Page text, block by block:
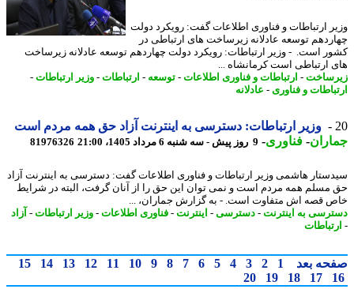
ارتباطات و فناوری اطلاعات گفت: رویکرد دولت
توسعه عادلانه زیرساخت های ارتباطی در
است. - وزیر ارتباطات: رویکرد دولت چهاردهم توسعه عادلانه زیرساخت
ارتباطی است کرمانشاه ...
-ارتباطات و فناوری اطلاعات-توسعه-ارتباطات-وزیر ارتباطات-
و فناوری- عادلانه
وزیر ارتباطات: دسترسی به اینترنت آزاد حق همه مردم است
- فناوری- 9 روز پیش - سه شنبه 6 مرداد 1405، 21:00 81976326
هاشمی وزیر ارتباطات و فناوری اطلاعات گفت: دسترسی به اینترنت آزاد
همه مردم است و نمی توان این حق را از آنان گرفت، البته در شرایط
قصه اش متفاوت است. - به گزارش جماران، ...
به اینترنت-دسترسی -اینترنت-فناوری اطلاعات-وزیر ارتباطات-آزاد
بعد 1
2
3
4
5
6
7
8
9
10
11
12
13
14
15
17
18
19
20